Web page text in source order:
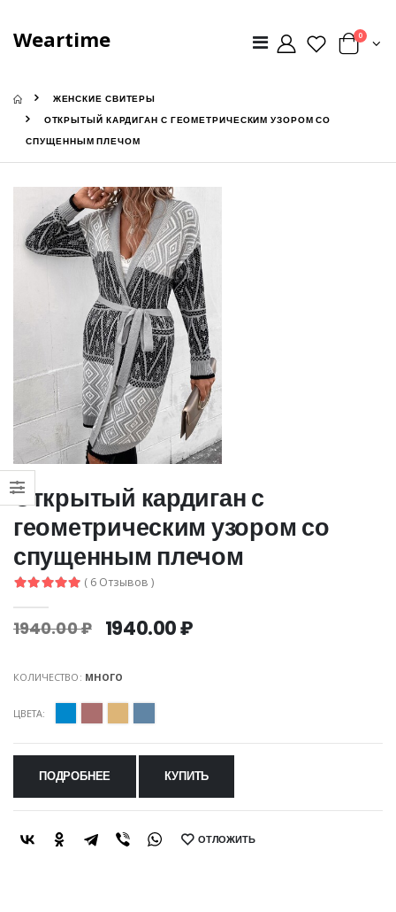
Weartime 0
ЖЕНСКИЕ СВИТЕРЫ
ОТКРЫТЫЙ КАРДИГАН С ГЕОМЕТРИЧЕСКИМ УЗОРОМ СО
СПУЩЕННЫМ ПЛЕЧОМ
Открытый кардиган с
геометрическим узором со
спущенным плечом
( 6 Отзывов )
1940.00 ₽ 1940.00 ₽
КОЛИЧЕСТВО: МНОГО
ЦВЕТА:
ПОДРОБНЕЕ КУПИТЬ
SHARE: ОТЛОЖИТЬ